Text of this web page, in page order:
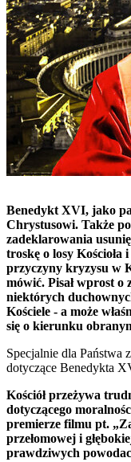
Benedykt XVI, jako
Chrystusowi. Także
zadeklarowania
troskę o losy Kościoła
przyczyny kryzysu w
mówić. Pisał wprost o
niektórych
Kościele - a może
się o kierunku
Specjalnie dla Państwa
dotyczące Benedykta
Kościół przeżywa
dotyczącego
premierze filmu pt.
przełomowej i
prawdziwych